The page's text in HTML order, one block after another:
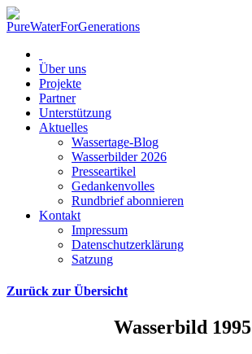
Über uns
Projekte
Partner
Unterstützung
Aktuelles
Wassertage-Blog
Wasserbilder 2026
Presseartikel
Gedankenvolles
Rundbrief abonnieren
Kontakt
Impressum
Datenschutzerklärung
Satzung
Zurück zur Übersicht
Wasserbild 1995